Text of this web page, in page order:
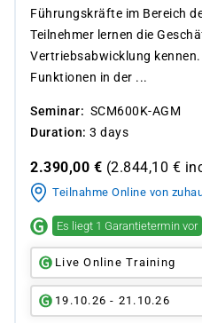
Führungskräfte im Bereich
Teilnehmer lernen die
Vertriebsabwicklung
Funktionen in der ...
Seminar
SCM600K-AGM
Duration 3 days
2.390,00 € (2.844,10 €
Teilnahme Online von
Es liegt 1 Garantietermin vor
Live Online Training
19.10.26 - 21.10.26